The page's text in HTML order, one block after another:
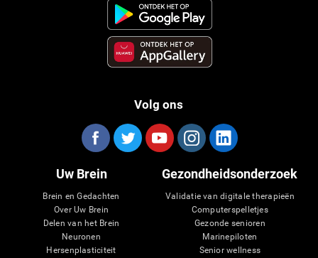
Volg ons
Uw Brein
Brein en Gedachten
Over Uw Brein
Delen van het Brein
Neuronen
Hersenplasticiteit
Gezondheidsonderzoek
Validatie van digitale therapieën
Computerspelletjes
Gezonde senioren
Marinepiloten
Senior wellness